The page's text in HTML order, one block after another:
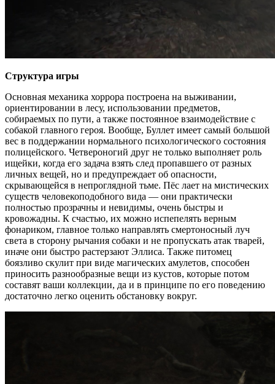
Структура игры
Основная механика хоррора построена на выживании,
ориентировании в лесу, использовании предметов,
собираемых по пути, а также постоянное взаимодействие с
собакой главного героя. Вообще, Буллет имеет самый большой
вес в поддержании нормального психологического состояния
полицейского. Четвероногий друг не только выполняет роль
ищейки, когда его задача взять след пропавшего от разных
личных вещей, но и предупреждает об опасности,
скрывающейся в непроглядной тьме. Пёс лает на мистических
существ человекоподобного вида — они практически
полностью прозрачны и невидимы, очень быстры и
кровожадны. К счастью, их можно испепелять верным
фонариком, главное только направлять смертоносный луч
света в сторону рычания собаки и не пропускать атак тварей,
иначе они быстро растерзают Эллиса. Также питомец
боязливо скулит при виде магических амулетов, способен
приносить разнообразные вещи из кустов, которые потом
составят ваши коллекции, да и в принципе по его поведению
достаточно легко оценить обстановку вокруг.